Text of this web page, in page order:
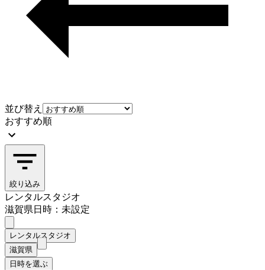
並び替え
おすすめ順
絞り込み
レンタルスタジオ
滋賀県日時：未設定
レンタルスタジオ
滋賀県
日時を選ぶ